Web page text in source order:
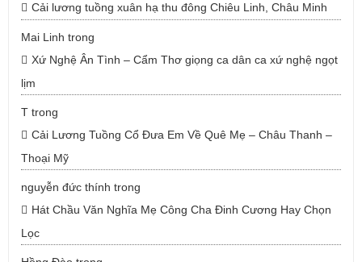
Cải lương tuồng xuân hạ thu đông Chiêu Linh, Châu Minh
Mai Linh trong
Xứ Nghệ Ân Tình – Cẩm Thơ giọng ca dân ca xứ nghệ ngọt
lịm
T trong
Cải Lương Tuồng Cổ Đưa Em Về Quê Mẹ – Châu Thanh –
Thoại Mỹ
nguyễn đức thính trong
Hát Chầu Văn Nghĩa Mẹ Công Cha Đinh Cương Hay Chọn
Lọc